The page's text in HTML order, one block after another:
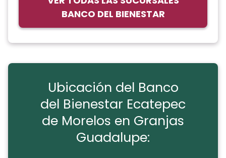
BANCO DEL BIENESTAR
Ubicación del Banco
del Bienestar Ecatepec
de Morelos en Granjas
Guadalupe: